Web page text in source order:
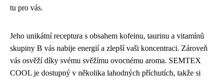
tu pro vás.
Jeho unikátní receptura s obsahem kofeinu, taurinu a vitamínů
skupiny B vás nabije energií a zlepší vaši koncentraci. Zároveň
vás osvěží díky svému svěžímu ovocnému aroma. SEMTEX
COOL je dostupný v několika lahodných příchutích, takže si